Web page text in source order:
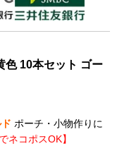
色 10本セット ゴー
ポーチ・小物作りに
ネコポスOK】